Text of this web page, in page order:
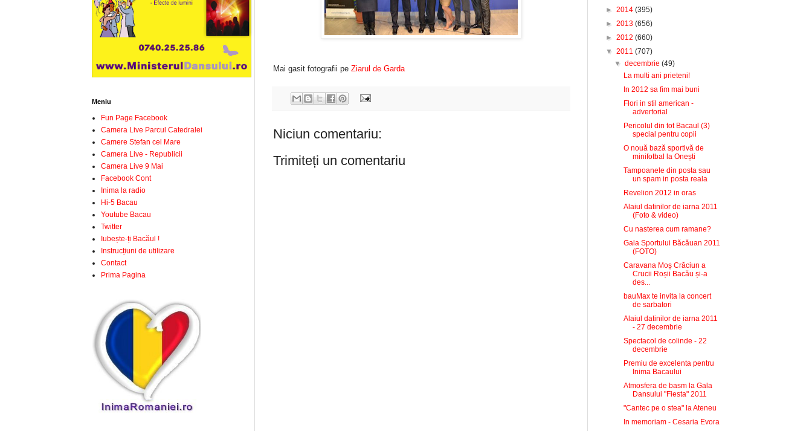
Mai gasit fotografii pe Ziarul de Garda
Niciun comentariu:
Trimiteți un comentariu
Meniu
Fun Page Facebook
Camera Live Parcul Catedralei
Camere Stefan cel Mare
Camera Live - Republicii
Camera Live 9 Mai
Facebook Cont
Inima la radio
Hi-5 Bacau
Youtube Bacau
Twitter
Iubește-ți Bacăul !
Instrucțiuni de utilizare
Contact
Prima Pagina
► 2014 (395)
► 2013 (656)
► 2012 (660)
▼ 2011 (707)
▼decembrie(49)
La multi ani prieteni!
In 2012 sa fim mai buni
Flori in stil american -
advertorial
Pericolul din tot Bacaul (3)
special pentru copii
O nouă bază sportivă de
minifotbal la Onești
Tampoanele din posta sau
un spam in posta reala
Revelion 2012 in oras
Alaiul datinilor de iarna 2011
(Foto & video)
Cu nasterea cum ramane?
Gala Sportului Băcăuan 2011
(FOTO)
Caravana Moș Crăciun a
Crucii Roșii Bacău și-a
des...
bauMax te invita la concert
de sarbatori
Alaiul datinilor de iarna 2011
- 27 decembrie
Spectacol de colinde - 22
decembrie
Premiu de excelenta pentru
Inima Bacaului
Atmosfera de basm la Gala
Dansului "Fiesta" 2011
"Cantec pe o stea" la Ateneu
In memoriam - Cesaria Evora